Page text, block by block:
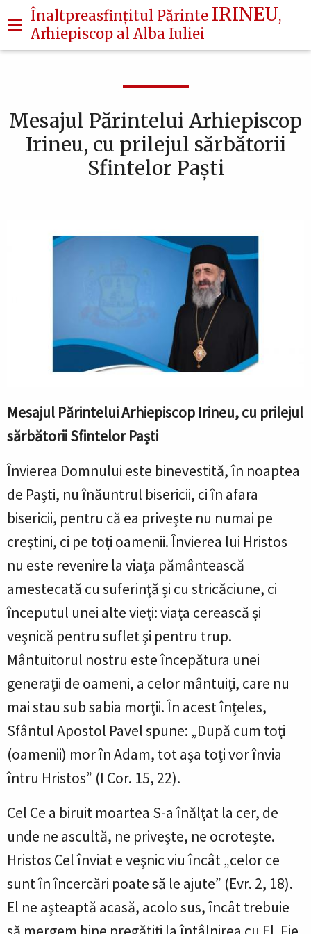
Mergi
la
conţinutul
Navigare
principală
Înaltpreasfințitul Părinte IRINEU,
Arhiepiscop al Alba Iuliei
Mesajul Părintelui Arhiepiscop
Irineu, cu prilejul sărbătorii
Sfintelor Paști
Mesajul Părintelui Arhiepiscop Irineu, cu prilejul
sărbătorii Sfintelor Paști
Învierea Domnului este binevestită, în noaptea
de Paşti, nu înăuntrul bisericii, ci în afara
bisericii, pentru că ea priveşte nu numai pe
creştini, ci pe toţi oamenii. Învierea lui Hristos
nu este revenire la viaţa pământească
amestecată cu suferinţă şi cu stricăciune, ci
începutul unei alte vieţi: viaţa cerească şi
veşnică pentru suflet şi pentru trup.
Mântuitorul nostru este începătura unei
generaţii de oameni, a celor mântuiţi, care nu
mai stau sub sabia morţii. În acest înţeles,
Sfântul Apostol Pavel spune: „După cum toţi
(oamenii) mor în Adam, tot aşa toţi vor învia
întru Hristos” (I Cor. 15, 22).
Cel Ce a biruit moartea S-a înălţat la cer, de
unde ne ascultă, ne priveşte, ne ocroteşte.
Hristos Cel înviat e veşnic viu încât „celor ce
sunt în încercări poate să le ajute” (Evr. 2, 18).
El ne aşteaptă acasă, acolo sus, încât trebuie